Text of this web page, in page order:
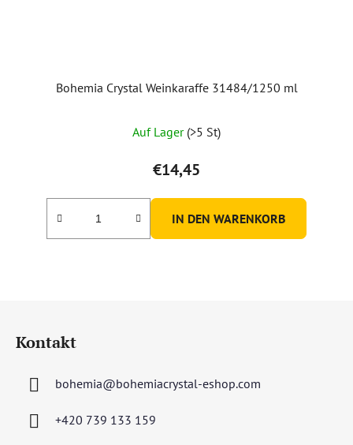
Bohemia Crystal Weinkaraffe 31484/1250 ml
Auf Lager (>5 St)
€14,45
IN DEN WARENKORB
Kontakt
bohemia@bohemiacrystal-eshop.com
+420 739 133 159